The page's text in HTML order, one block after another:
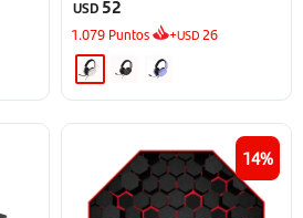
USD 52
1.079 Puntos +USD26
14